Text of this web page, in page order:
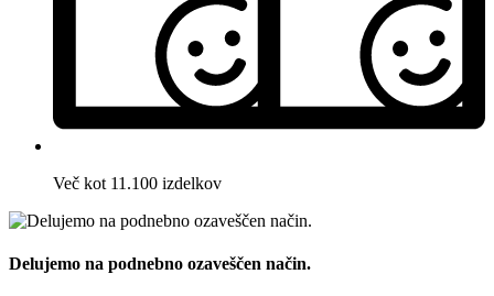
Več kot 11.100 izdelkov
Delujemo na podnebno ozaveščen način.